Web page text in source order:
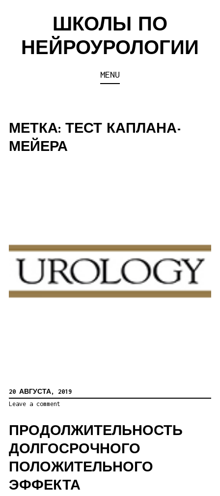
ШКОЛЫ ПО
НЕЙРОУРОЛОГИИ
MENU
МЕТКА: ТЕСТ КАПЛАНА-
МЕЙЕРА
20 АВГУСТА, 2019
Leave a comment
ПРОДОЛЖИТЕЛЬНОСТЬ
ДОЛГОСРОЧНОГО
ПОЛОЖИТЕЛЬНОГО
ЭФФЕКТА